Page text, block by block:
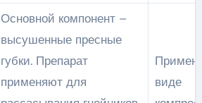
Основной компонент –
высушенные пресные
губки. Препарат
применяют для
виде